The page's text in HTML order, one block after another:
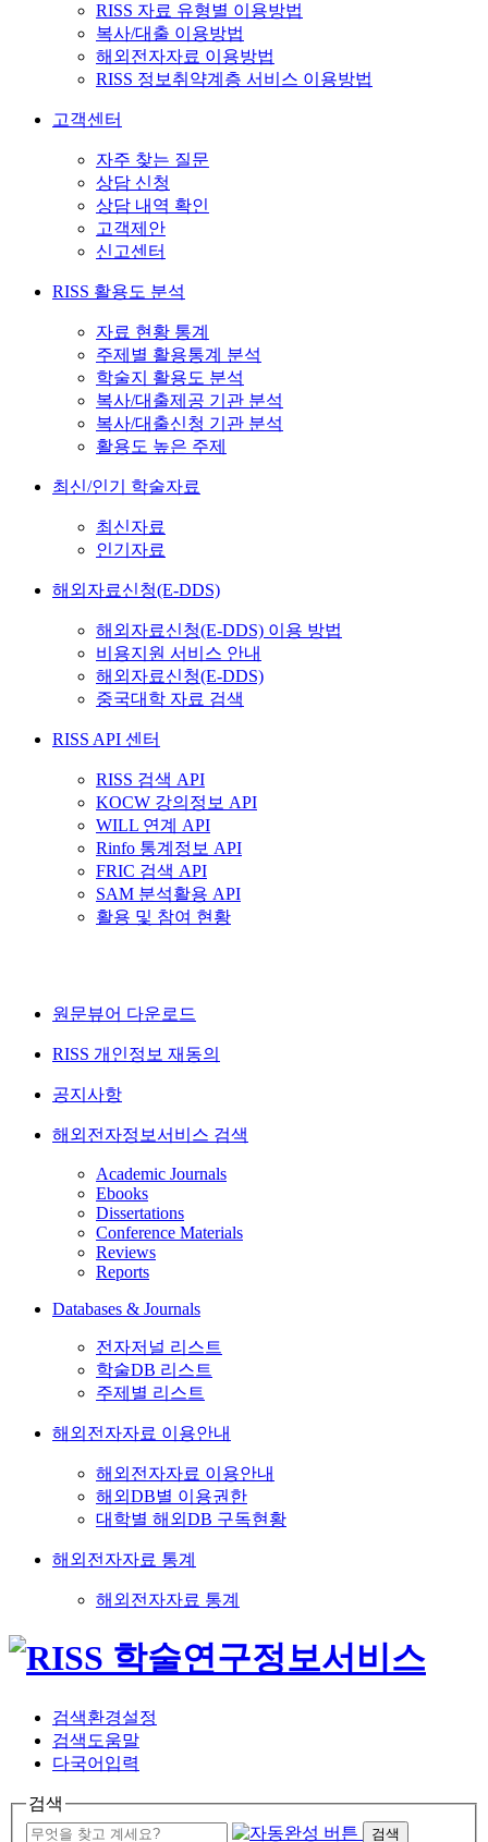
RISS 자료 유형별 이용방법
복사/대출 이용방법
해외전자자료 이용방법
RISS 정보취약계층 서비스 이용방법
고객센터
자주 찾는 질문
상담 신청
상담 내역 확인
고객제안
신고센터
RISS 활용도 분석
자료 현황 통계
주제별 활용통계 분석
학술지 활용도 분석
복사/대출제공 기관 분석
복사/대출신청 기관 분석
활용도 높은 주제
최신/인기 학술자료
최신자료
인기자료
해외자료신청(E-DDS)
해외자료신청(E-DDS) 이용 방법
비용지원 서비스 안내
해외자료신청(E-DDS)
중국대학 자료 검색
RISS API 센터
RISS 검색 API
KOCW 강의정보 API
WILL 연계 API
Rinfo 통계정보 API
FRIC 검색 API
SAM 분석활용 API
활용 및 참여 현황
원문뷰어 다운로드
RISS 개인정보 재동의
공지사항
해외전자정보서비스 검색
Academic Journals
Ebooks
Dissertations
Conference Materials
Reviews
Reports
Databases & Journals
전자저널 리스트
학술DB 리스트
주제별 리스트
해외전자자료 이용안내
해외전자자료 이용안내
해외DB별 이용권한
대학별 해외DB 구독현황
해외전자자료 통계
해외전자자료 통계
검색환경설정
검색도움말
다국어입력
검색
검색